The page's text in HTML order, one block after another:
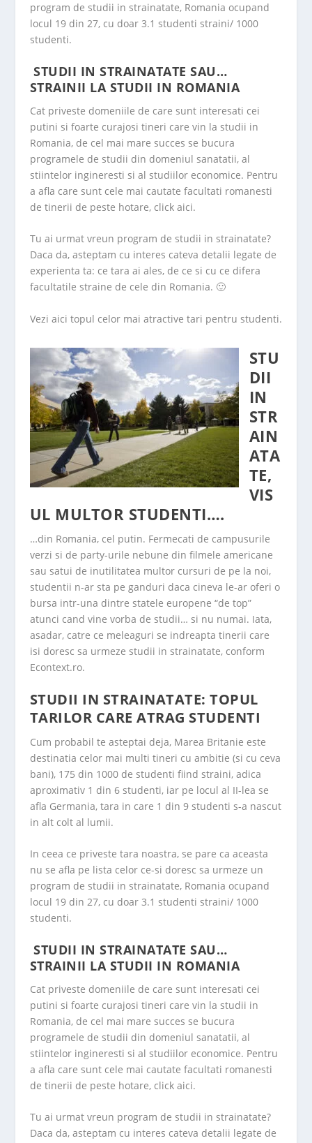
program de studii in strainatate, Romania ocupand
locul 19 din 27, cu doar 3.1 studenti straini/ 1000
studenti.
STUDII IN STRAINATATE SAU…
STRAINII LA STUDII IN ROMANIA
Cat priveste domeniile de care sunt interesati cei
putini si foarte curajosi tineri care vin la studii in
Romania, de cel mai mare succes se bucura
programele de studii din domeniul sanatatii, al
stiintelor ingineresti si al studiilor economice. Pentru
a afla care sunt cele mai cautate facultati romanesti
de tinerii de peste hotare, click aici.
Tu ai urmat vreun program de studii in strainatate?
Daca da, asteptam cu interes cateva detalii legate de
experienta ta: ce tara ai ales, de ce si cu ce difera
facultatile straine de cele din Romania. 🙂
Vezi aici topul celor mai atractive tari pentru studenti.
STU
DII
IN
STR
AIN
ATA
TE,
VIS
UL MULTOR STUDENTI….
…din Romania, cel putin. Fermecati de campusurile
verzi si de party-urile nebune din filmele americane
sau satui de inutilitatea multor cursuri de pe la noi,
studentii n-ar sta pe ganduri daca cineva le-ar oferi o
bursa intr-una dintre statele europene “de top”
atunci cand vine vorba de studii… si nu numai. Iata,
asadar, catre ce meleaguri se indreapta tinerii care
isi doresc sa urmeze studii in strainatate, conform
Econtext.ro.
STUDII IN STRAINATATE: TOPUL
TARILOR CARE ATRAG STUDENTI
Cum probabil te asteptai deja, Marea Britanie este
destinatia celor mai multi tineri cu ambitie (si cu ceva
bani), 175 din 1000 de studenti fiind straini, adica
aproximativ 1 din 6 studenti, iar pe locul al II-lea se
afla Germania, tara in care 1 din 9 studenti s-a nascut
in alt colt al lumii.
In ceea ce priveste tara noastra, se pare ca aceasta
nu se afla pe lista celor ce-si doresc sa urmeze un
program de studii in strainatate, Romania ocupand
locul 19 din 27, cu doar 3.1 studenti straini/ 1000
studenti.
STUDII IN STRAINATATE SAU…
STRAINII LA STUDII IN ROMANIA
Cat priveste domeniile de care sunt interesati cei
putini si foarte curajosi tineri care vin la studii in
Romania, de cel mai mare succes se bucura
programele de studii din domeniul sanatatii, al
stiintelor ingineresti si al studiilor economice. Pentru
a afla care sunt cele mai cautate facultati romanesti
de tinerii de peste hotare, click aici.
Tu ai urmat vreun program de studii in strainatate?
Daca da, asteptam cu interes cateva detalii legate de